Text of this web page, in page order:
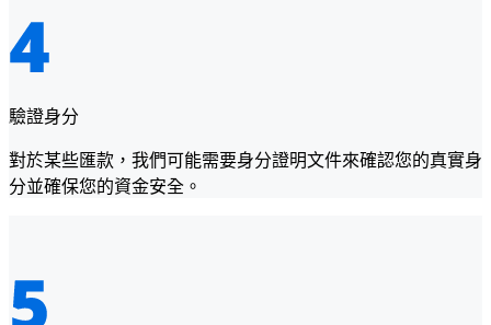
驗證身分
對於某些匯款，我們可能需要身分證明文件來確認您的真實身
分並確保您的資金安全。